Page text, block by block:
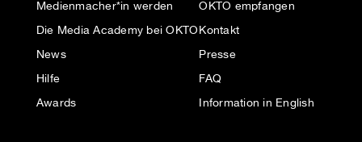
Medienmacher*in werden
Die Media Academy bei OKTO
News
Hilfe
Awards
OKTO empfangen
Kontakt
Presse
FAQ
Information in English